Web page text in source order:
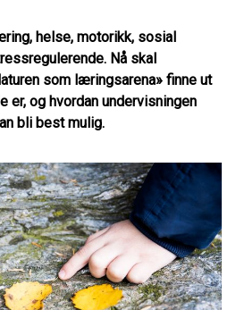
helse, motorikk, sosial
Nå skal
som læringsarena» finne ut
er, og hvordan undervisningen
bli best mulig.